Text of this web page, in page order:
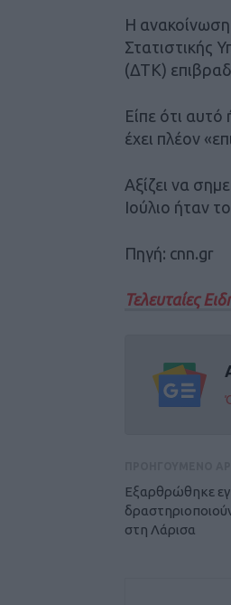
Η
Στατιστικής
(ΔΤΚ)
Είπε ότι
έχει πλέον
Αξίζει να
Ιούλιο ήταν το
Πηγή: cnn.gr
Τελευταίες
Εξαρθρώθηκε
στη Λάρισα